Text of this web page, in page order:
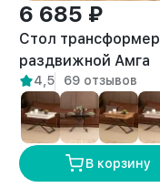
6 685 ₽
Стол трансформер
раздвижной Амга
белый/амаретто
4,5 69 отзывов
В корзину